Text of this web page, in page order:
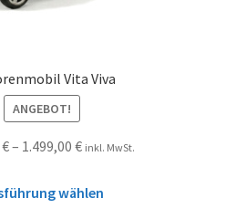
Vita Viva
ANGEBOT!
€– 1.499,00 € inkl. MwSt.
wählen